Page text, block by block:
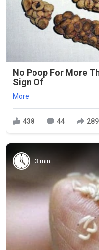
No Poop For More
Sign Of
More
438 44 289
3 min